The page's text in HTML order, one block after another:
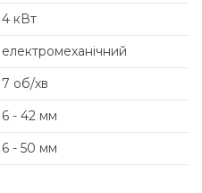
4 кВт
електромеханічний
7 об/хв
6 - 42 мм
6 - 50 мм